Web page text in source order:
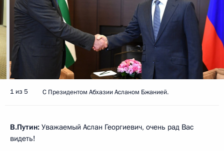
1 из 5 С Президентом Абхазии Асланом Бжанией.
В.Путин: Уважаемый Аслан Георгиевич, очень рад Вас
видеть!